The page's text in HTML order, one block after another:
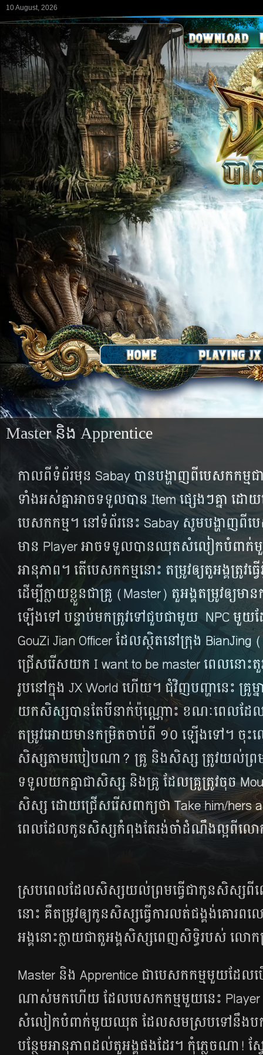
10 August, 2026
Master និង Apprentice
កាល​ពី​ទំព័រ​មុន Sabay បាន​បង្ហាញ​ពី​បេសកកម្ម​ជ
ទាំង​អស់​គ្នា​អាច​ទទួល​បាន​ Item ផ្សេងៗ​គ្នា​ ដ
បេសកកម្ម។ នៅ​ទំព័រ​នេះ Sabay សូម​បង្ហាញ​ពី​
មាន​ Player អាច​ទទួល​បាន​ឈុត​សំលៀក​បំពាក់​
អានុភាព។ តើ​បេសកកម្ម​នោះ តម្រូវ​ឲ្យ​តួអង្គ​ត្រូវ​ធ្វើ​
ដើម្បី​ក្លាយ​ខ្លួន​ជា​គ្រូ (Master) តួអង្គ​តម្រូវ​ឲ្យ​
ឡើង​ទៅ បន្ទាប់​មក​ត្រូវ​ទៅ​ជួប​ជាមួយ​​ NPC មួយ​
GouZi Jian Officer​ ដែល​ស្ថិត​នៅ​ក្រុង
ជ្រើស​រើស​យក I want to be master ពេលនោះ​តួ
រូប​នៅ​ក្នុង JX World ហើយ។ ជុំ​វិញ​បញ្ហា​នេះ គ្រូ​
យក​សិស្ស​បាន​តែ​បី​នាក់​ប៉ុណ្ណោះ ខណៈ​ពេល​ដែ
តម្រូវ​អោយ​មាន​កម្រិត​ចាប់​ពី​ ១០ ឡើង​ទៅ។ ចុះ​
សិស្ស​តាម​របៀប​ណា? គ្រូ​ និង​សិស្ស ត្រូវ​យល់​ព្រម​
ទទួល​យក​គ្នា​ជា​សិស្ស​ និង​គ្រូ ដែល​គ្រូ​ត្រូវ​ចុច​
សិស្ស ដោយ​ជ្រើស​រើស​ពាក្យ​ថា Take him/hers
ពេល​ដែល​កូន​សិស្ស​កំពុង​តែ​រង់​ចាំ​ដំណឹង​ល្អ​ពី​លោ
ស្រប​ពេល​ដែល​សិស្ស​យល់​ព្រម​ធ្វើ​ជា​កូន​សិស្ស​ពី​
នោះ គឺ​តម្រូវ​ឲ្យ​កូន​សិស្ស​ធ្វើ​ការ​លត់​ជង្គង់​គោរ
អង្គ​នោះ​ក្លាយ​ជា​តួអង្គ​សិស្ស​ពេញ​សិទ្ធិ​របស់​ លោក​
Master និង Apprentice ជា​បេសកកម្ម​មួយ​ដែល​
ណាស់​មក​ហើយ ដែល​បេសកកម្ម​មួយ​នេះ
សំលៀក​បំពាក់​មួយ​ឈុត​ ដែល​សម​ស្រប​ទៅ​នឹង​បក្
បន្ថែម​អានុភាព​ដល់​តួអង្គ​ផង​ដែរ។ កុំ​ភ្លេច​ណា!